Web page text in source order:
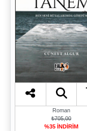
Roman
₺705,00
%35 İNDİRİM